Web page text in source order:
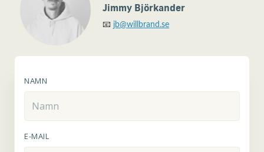
Jimmy Björkander
📧 jb@willbrand.se
NAMN
E-MAIL